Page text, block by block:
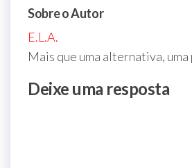
Sobre o Autor
E.L.A.
Mais que uma alternativa,
Deixe uma resposta